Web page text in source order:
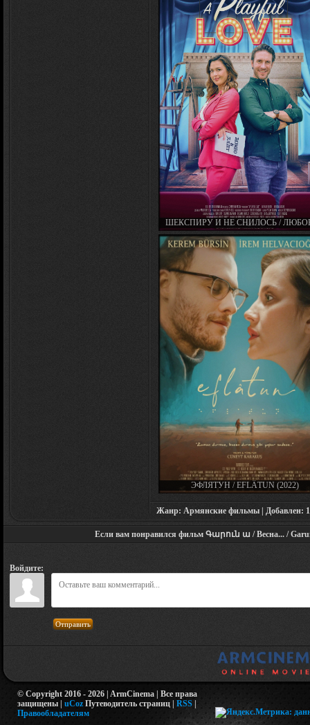
ШЕКСПИРУ И НЕ СНИЛОСЬ /
ИГРЫ / A PLAYFUL LOVE / STAR-
ROMANCE (2022)
ЭФЛЯТУН / EFLÂTUN (2022)
Жанр: Армянские фильмы | Добавлен:
Если вам понравился фильм Գարուն ա / Весна... / Garun
Войдите:
Отправить
© Copyright 2016 - 2026 | ArmCinema | Все права
защищены | uCoz Путеводитель страниц | RSS |
Правообладателям